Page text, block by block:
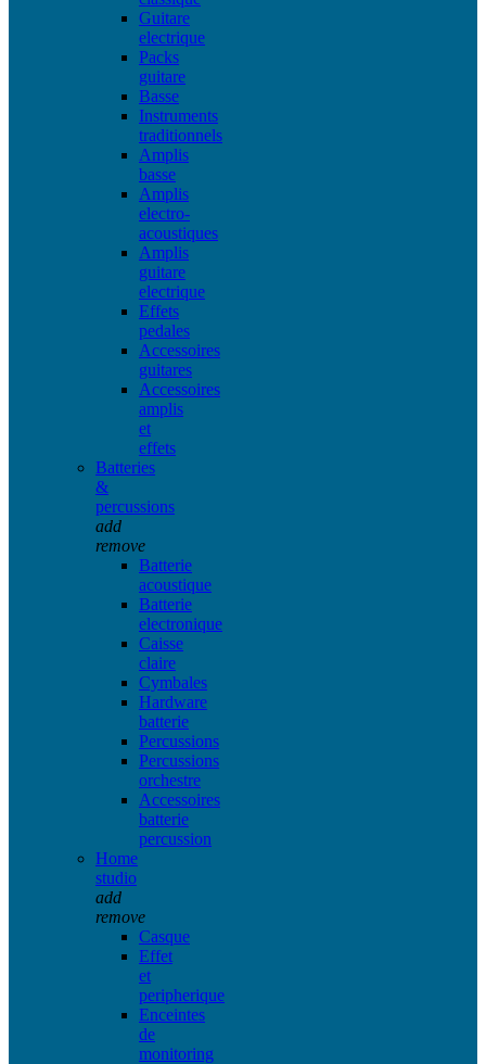
Guitare
electrique
Packs
guitare
Basse
Instruments
traditionnels
Amplis
basse
Amplis
electro-
acoustiques
Amplis
guitare
electrique
Effets
pedales
Accessoires
guitares
Accessoires
amplis
et
effets
Batteries
&
percussions
add
remove
Batterie
acoustique
Batterie
electronique
Caisse
claire
Cymbales
Hardware
batterie
Percussions
Percussions
orchestre
Accessoires
batterie
percussion
Home
studio
add
remove
Casque
Effet
et
peripherique
Enceintes
de
monitoring